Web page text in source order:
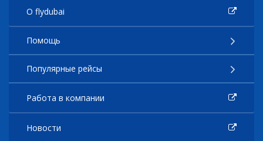
О flydubai
Помощь
Популярные рейсы
Работа в компании
Новости